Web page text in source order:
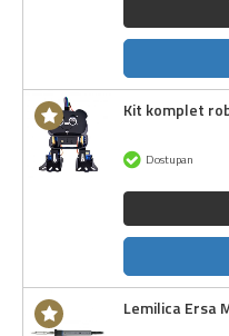
Kit komplet
Dostupan
Lemilica Ersa